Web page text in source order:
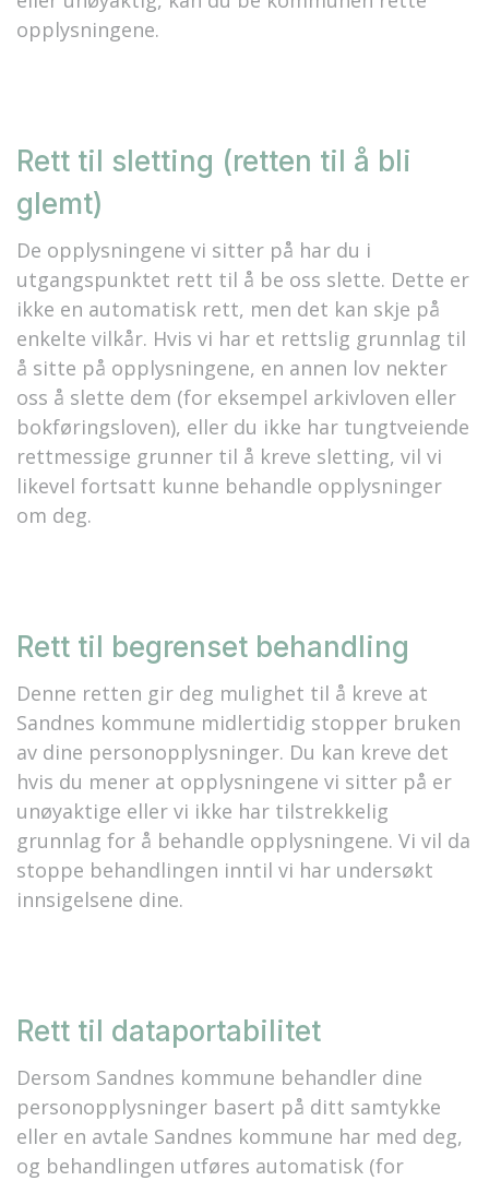
opplysningene.
Rett til sletting (retten til å bli
glemt)
De opplysningene vi sitter på har du i
utgangspunktet rett til å be oss slette. Dette er
ikke en automatisk rett, men det kan skje på
enkelte vilkår. Hvis vi har et rettslig grunnlag til
å sitte på opplysningene, en annen lov nekter
oss å slette dem (for eksempel arkivloven eller
bokføringsloven), eller du ikke har tungtveiende
rettmessige grunner til å kreve sletting, vil vi
likevel fortsatt kunne behandle opplysninger
om deg.
Rett til begrenset behandling
Denne retten gir deg mulighet til å kreve at
Sandnes kommune midlertidig stopper bruken
av dine personopplysninger. Du kan kreve det
hvis du mener at opplysningene vi sitter på er
unøyaktige eller vi ikke har tilstrekkelig
grunnlag for å behandle opplysningene. Vi vil da
stoppe behandlingen inntil vi har undersøkt
innsigelsene dine.
Rett til dataportabilitet
Dersom Sandnes kommune behandler dine
personopplysninger basert på ditt samtykke
eller en avtale Sandnes kommune har med deg,
og behandlingen utføres automatisk (for